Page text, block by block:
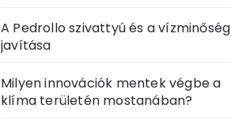
A Pedrollo szivattyú és a vízminőség
javítása
Milyen innovációk mentek végbe a
klíma területén mostanában?